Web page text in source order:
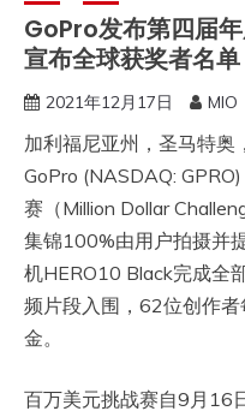
GoPro发布第四届
宣布全球获奖者名单
2021年12月17日 MIO
加利福尼亚州，圣马特奥
GoPro (NASDAQ:
赛（Million Dollar
集锦100%由用户拍摄并
机HERO10 Black完成全
频片段入围，62位创作
金。
百万美元挑战赛自9月16